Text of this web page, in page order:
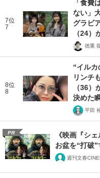
7位
7
「食費
ない」
グラビ
（24
徳重
8位
8
“イル
リンチ
（36
決めた
平田
PR
《映画『シ
お盆を“打破
週刊文春